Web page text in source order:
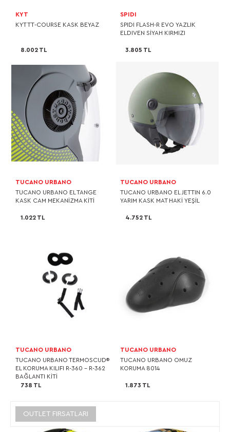
KYT
KYT TT-COURSE KASK BEYAZ
8.002 TL
SPIDI
SPIDI FLASH-R EVO YAZLIK
ELDIVEN SİYAH KIRMIZI
3.805 TL
TUCANO URBANO
TUCANO URBANO EL TANGE
KASK CAM MEKANİZMA KİTİ
1.022 TL
TUCANO URBANO
TUCANO URBANO EL JETTIN 6.0
YARIM KASK MAT HAKİ YEŞİL
4.752 TL
TUCANO URBANO
TUCANO URBANO TERMOSCUD®
EL KORUMA KILIFI R-360 - R-362
BAĞLANTI KİTİ
738 TL
TUCANO URBANO
TUCANO URBANO OMUZ
KORUMA 8014
1.873 TL
OUTLET FIRSATLARI